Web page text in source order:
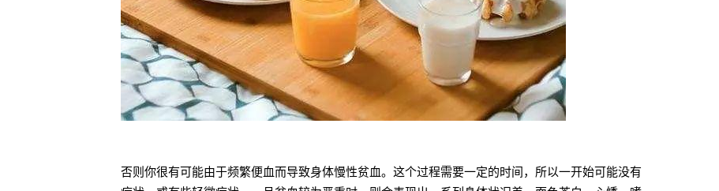
否则你很有可能由于频繁便血而导致身体慢性贫血。这个过程需要一定的时间，所以一开始可能没有